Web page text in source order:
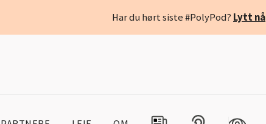
Har du hørt siste #PolyPod? Lytt nå